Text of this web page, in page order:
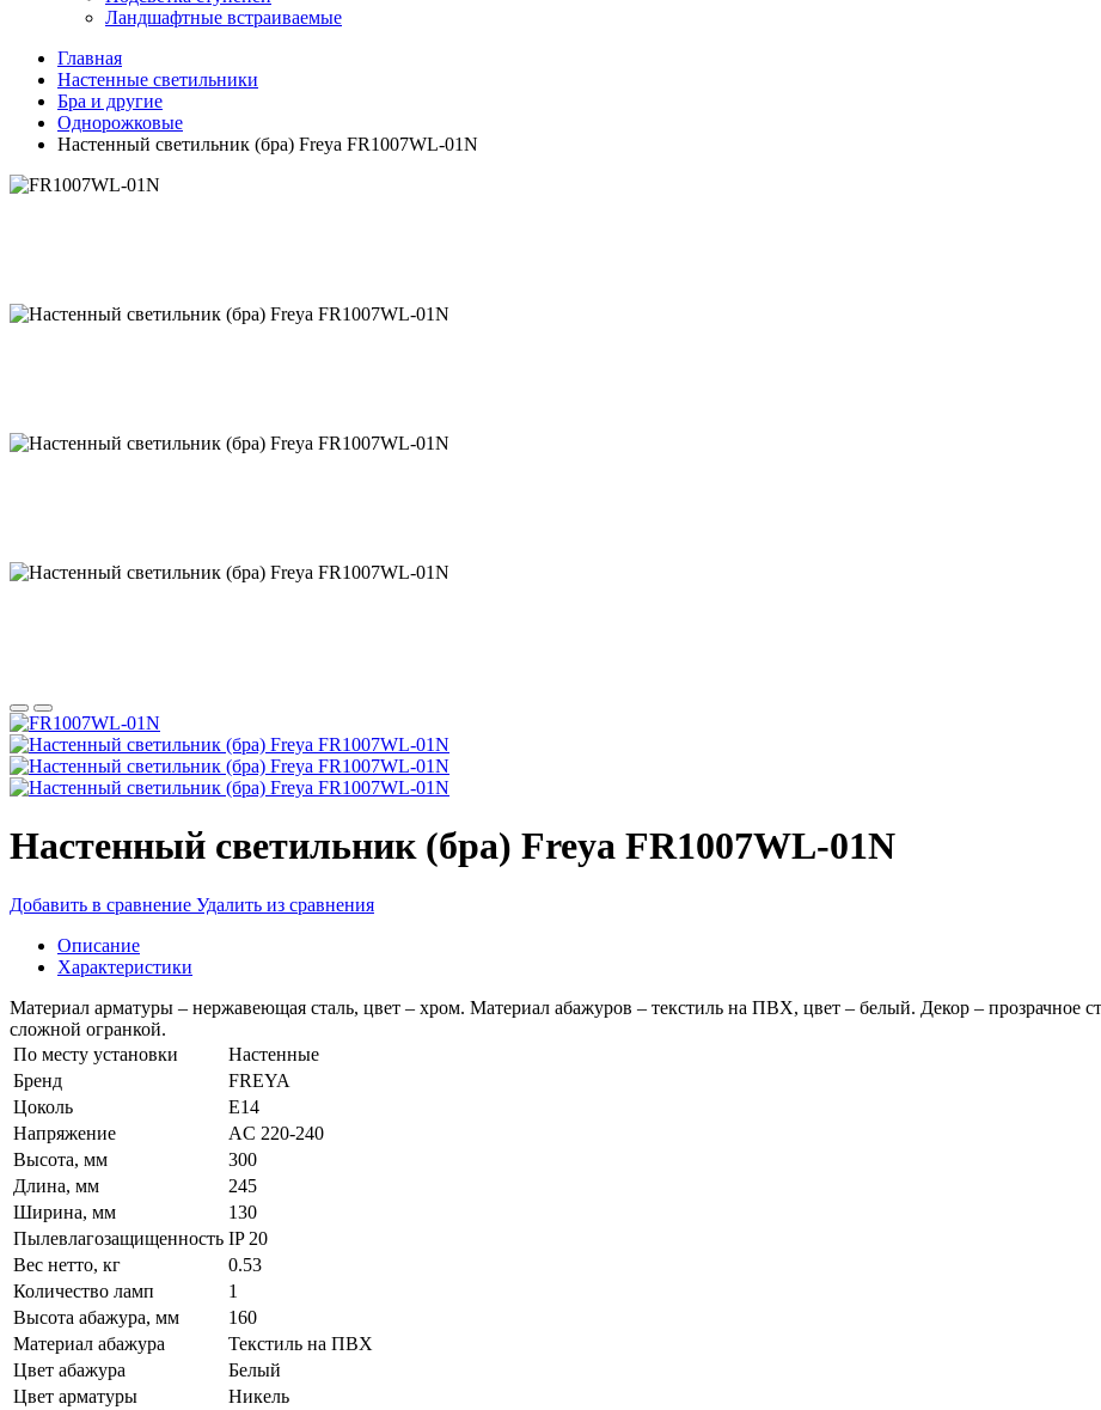
Ландшафтные встраиваемые
Главная
Настенные светильники
Бра и другие
Однорожковые
Настенный светильник (бра) Freya FR1007WL-01N
Настенный светильник (бра) Freya FR1007WL-01N
Добавить в сравнение Удалить из сравнения
Описание
Характеристики
Материал арматуры – нержавеющая сталь, цвет – хром. Материал абажуров – текстиль на ПВХ, цвет – белый. Декор – прозрачное
сложной огранкой.
По месту установки
Настенные
Бренд
FREYA
Цоколь
E14
Напряжение
AC 220-240
Высота, мм
300
Длина, мм
245
Ширина, мм
130
Пылевлагозащищенность IP 20
Вес нетто, кг
0.53
Количество ламп
1
Высота абажура, мм
160
Материал абажура
Текстиль на ПВХ
Цвет абажура
Белый
Цвет арматуры
Никель